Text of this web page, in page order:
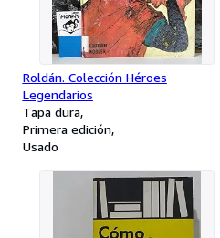
Roldán. Colección Héroes
Legendarios
Tapa dura
Primera edición
Usado